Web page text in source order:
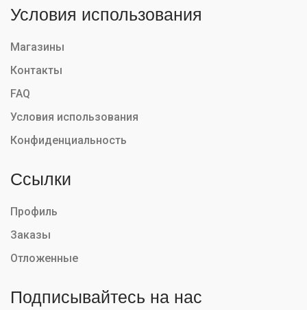
Условия использования
Магазины
Контакты
FAQ
Условия использования
Конфиденциальность
Ссылки
Профиль
Заказы
Отложенные
Подписывайтесь на нас